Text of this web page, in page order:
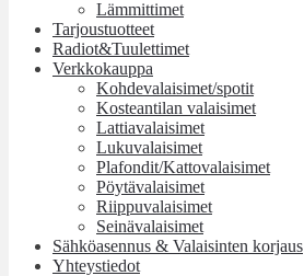
Lämmittimet
Tarjoustuotteet
Radiot&Tuulettimet
Verkkokauppa
Kohdevalaisimet/spotit
Kosteantilan valaisimet
Lattiavalaisimet
Lukuvalaisimet
Plafondit/Kattovalaisimet
Pöytävalaisimet
Riippuvalaisimet
Seinävalaisimet
Sähköasennus & Valaisinten korjaus
Yhteystiedot